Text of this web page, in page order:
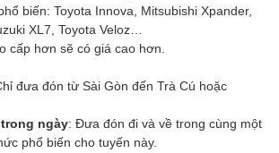
biến: Toyota Innova, Mitsubishi Xpander,
XL7, Toyota Veloz…
cấp hơn sẽ có giá cao hơn.
đưa đón từ Sài Gòn đến Trà Cú hoặc
ngày: Đưa đón đi và về trong cùng một
phổ biến cho tuyến này.